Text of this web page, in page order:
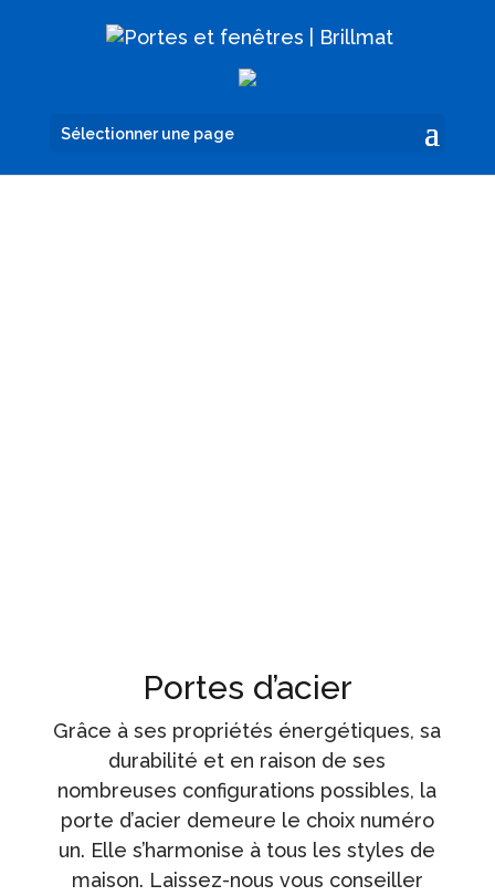
Sélectionner une page
Portes d’acier
Grâce à ses propriétés énergétiques, sa
durabilité et en raison de ses
nombreuses configurations possibles, la
porte d’acier demeure le choix numéro
un. Elle s’harmonise à tous les styles de
maison. Laissez-nous vous conseiller